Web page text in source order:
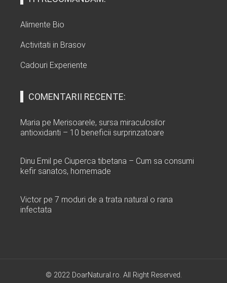
Alimente Bio
Activitati in Brasov
Cadouri Experiente
COMENTARII RECENTE:
Maria pe Merisoarele, sursa miraculosilor
antioxidanti – 10 beneficii surprinzatoare
Dinu Emil pe Ciuperca tibetana – Cum sa consumi
kefir sanatos, homemade
Victor pe 7 moduri de a trata natural o rana
infectata
© 2022 DoarNatural.ro. All Right Reserved.